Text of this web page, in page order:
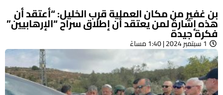
بن غفير من مكان العملية قرب الخليل: “أعتقد أن
هذه إشارة لمن يعتقد أن إطلاق سراح “الإرهابيين”
فكرة جيدة
1 سبتمبر 2024 | 1:40 مساءً